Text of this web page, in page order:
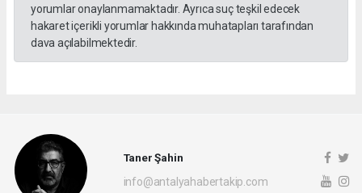
yorumlar onaylanmamaktadır. Ayrıca suç teşkil edecek
hakaret içerikli yorumlar hakkında muhatapları tarafından
dava açılabilmektedir.
Taner Şahin
info@antalyahabertakip.com